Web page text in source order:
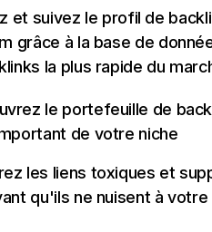
et suivez le profil de
grâce à la base de
la plus rapide du
le portefeuille de
de votre niche
les liens toxiques et
qu'ils ne nuisent à